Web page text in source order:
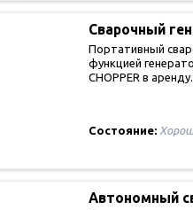
Сварочный
Портативный
функцией
CHOPPER в аренду.
Состояние:
Автономный